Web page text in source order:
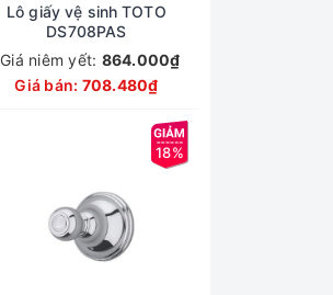
Lô giấy vệ sinh TOTO
DS708PAS
Giá niêm yết: 864.000₫
Giá bán: 708.480₫
18%